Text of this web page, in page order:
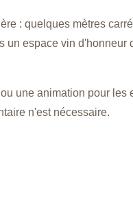
: quelques mètres
un espace vin
une animation pour les
n'est nécessaire.